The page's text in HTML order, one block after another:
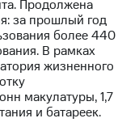
Продолжена
за прошлый год
более 440
В рамках
жизненного
макулатуры, 1,7
и батареек.